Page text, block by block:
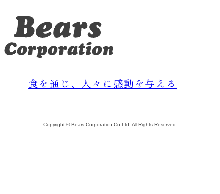
食を通じ、人々に感動を与える
Copyright © Bears Corporation Co.Ltd. All Rights Reserved.